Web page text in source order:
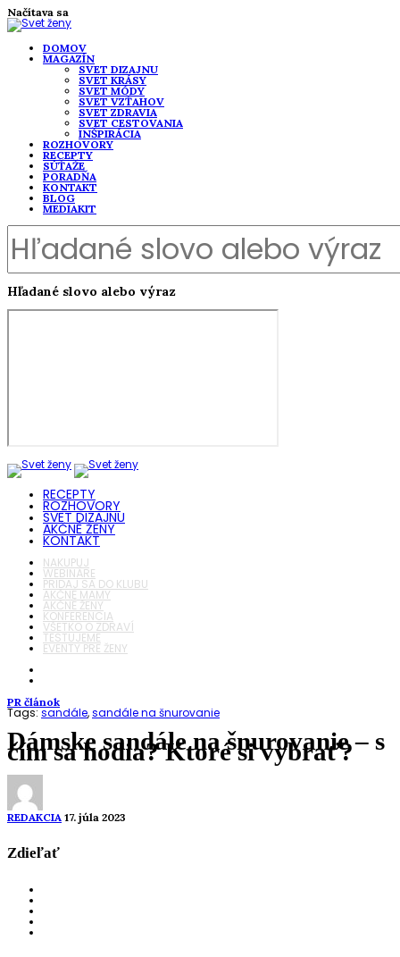
Načítava sa
DOMOV
MAGAZÍN
SVET DIZAJNU
SVET KRÁSY
SVET MÓDY
SVET VZŤAHOV
SVET ZDRAVIA
SVET CESTOVANIA
INŠPIRÁCIA
ROZHOVORY
RECEPTY
SÚŤAŽE
PORADŇA
KONTAKT
BLOG
MEDIAKIT
Hľadané slovo alebo výraz
RECEPTY
ROZHOVORY
SVET DIZAJNU
AKČNÉ ŽENY
KONTAKT
NAKUPUJ
WEBINÁRE
PRIDAJ SA DO KLUBU
AKČNÉ MAMY
AKČNÉ ŽENY
KONFERENCIA
VŠETKO O ZDRAVÍ
TESTUJEME
EVENTY PRE ŽENY
PR článok
Tags:sandále,sandále na šnurovanie
Dámske sandále na šnurovanie – s
čím sa hodia? Ktoré si vybrať?
REDAKCIA 17. júla 2023
Zdieľať